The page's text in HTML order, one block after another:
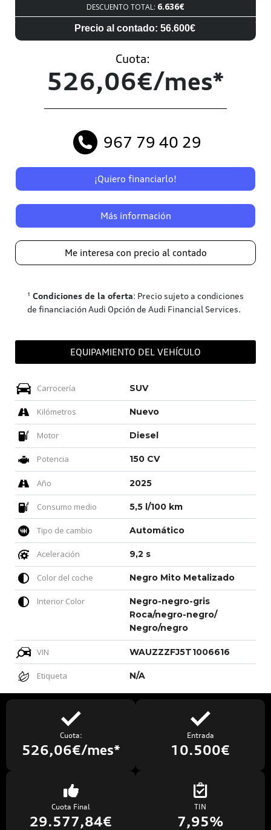
DESCUENTO TOTAL: 6.636€
Precio al contado: 56.600€
Cuota:
526,06€/mes*
967 79 40 29
¡Quiero financiarlo!
Más información
Me interesa con precio al contado
¹ Condiciones de la oferta: Precio sujeto a condiciones
de financiación Audi Opción de Audi Financial Services.
EQUIPAMIENTO DEL VEHÍCULO
Carrocería SUV
Kilómetros Nuevo
Motor Diesel
Potencia 150 CV
Año 2025
Consumo medio 5,5 l/100 km
Tipo de cambio Automático
Aceleración 9,2 s
Color del coche Negro Mito Metalizado
Interior Color
Negro-negro-gris
Roca/negro-negro/
Negro/negro
VIN WAUZZZFJ5T1006616
Etiqueta N/A
Cuota:
526,06€/mes*
Entrada
10.500€
Cuota Final
29.577,84€
TIN
7,95%